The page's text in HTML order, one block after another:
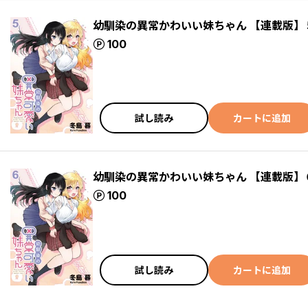
幼馴染の異常かわいい妹ちゃん 【連載版】
100
ポイント
試し読み カートに追加
幼馴染の異常かわいい妹ちゃん 【連載版】
100
ポイント
試し読み カートに追加